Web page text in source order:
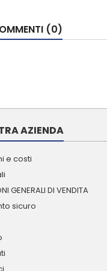
(0)
AZIENDA
e costi
GENERALI DI VENDITA
sicuro